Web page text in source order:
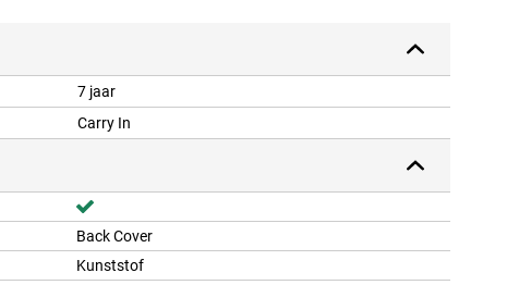
7 jaar
Carry In
Back Cover
Kunststof